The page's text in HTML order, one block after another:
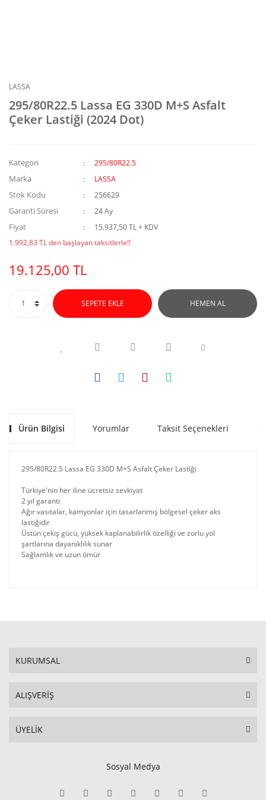
LASSA
295/80R22.5 Lassa EG 330D M+S Asfalt
Çeker Lastiği (2024 Dot)
Kategori 295/80R22.5
Marka LASSA
Stok Kodu 256629
Garanti Süresi 24 Ay
Fiyat
15.937,50 TL + KDV
1.992,83 TL den başlayan taksitlerle!!
19.125,00 TL
SEPETE EKLE HEMEN AL
Ürün Bilgisi Yorumlar Taksit Seçenekleri
295/80R22.5 Lassa EG 330D M+S Asfalt Çeker Lastiği
Türkiye'nin her iline ücretsiz sevkiyat
2 yıl garanti
Ağır vasıtalar, kamyonlar için tasarlanmış bölgesel çeker aks
lastiğidir
Üstün çekiş gücü, yüksek kaplanabilirlik özelliği ve zorlu yol
şartlarına dayanıklılık sunar
Sağlamlık ve uzun ömür
KURUMSAL
ALIŞVERİŞ
ÜYELİK
Sosyal Medya